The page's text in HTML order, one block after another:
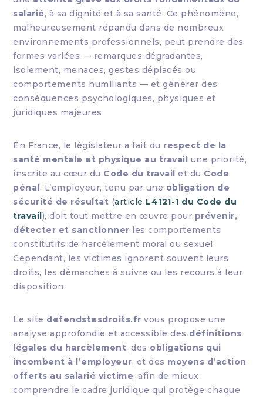
salarié, à sa dignité et à sa santé. Ce phénomène,
malheureusement répandu dans de nombreux
environnements professionnels, peut prendre des
formes variées — remarques dégradantes,
isolement, menaces, gestes déplacés ou
comportements humiliants — et générer des
conséquences psychologiques, physiques et
juridiques majeures.
En France, le législateur a fait du respect de la
santé mentale et physique au travail une priorité,
inscrite au cœur du Code du travail et du Code
pénal. L’employeur, tenu par une obligation de
sécurité de résultat (article L4121-1 du Code du
travail), doit tout mettre en œuvre pour prévenir,
détecter et sanctionner les comportements
constitutifs de harcèlement moral ou sexuel.
Cependant, les victimes ignorent souvent leurs
droits, les démarches à suivre ou les recours à leur
disposition.
Le site defendstesdroits.fr vous propose une
analyse approfondie et accessible des définitions
légales du harcèlement, des obligations qui
incombent à l’employeur, et des moyens d’action
offerts au salarié victime, afin de mieux
comprendre le cadre juridique qui protège chaque